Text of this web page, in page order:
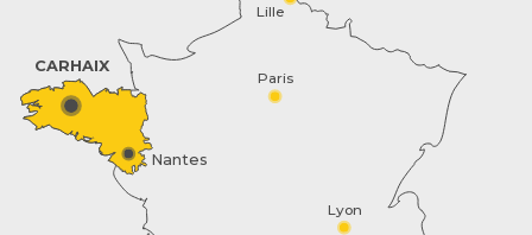
Paris
Lyon
Lille
Nantes
CARHAIX